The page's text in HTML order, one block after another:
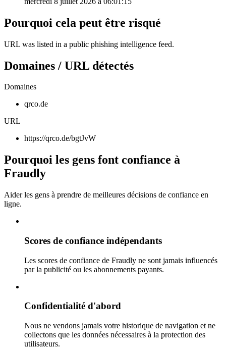
Pourquoi cela peut être risqué
URL was listed in a public phishing intelligence feed.
Domaines / URL détectés
Domaines
qrco.de
URL
https://qrco.de/bgtJvW
Pourquoi les gens font confiance à
Fraudly
Aider les gens à prendre de meilleures décisions de confiance en
ligne.
Scores de confiance indépendants
Les scores de confiance de Fraudly ne sont jamais influencés
par la publicité ou les abonnements payants.
Confidentialité d'abord
Nous ne vendons jamais votre historique de navigation et ne
collectons que les données nécessaires à la protection des
utilisateurs.